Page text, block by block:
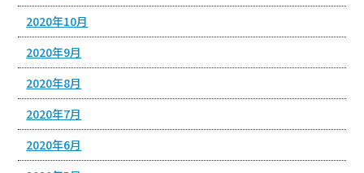
2020年10月
2020年9月
2020年8月
2020年7月
2020年6月